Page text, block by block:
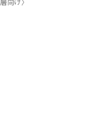
向け〉